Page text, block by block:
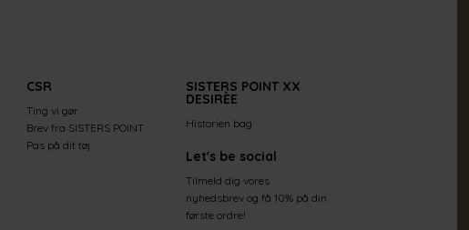
CSR
Ting vi gør
Brev fra SISTERS POINT
Pas på dit tøj
SISTERS POINT XX
DESIRÈE
Historien bag
Let's be social
Tilmeld dig vores
nyhedsbrev og få 10% på din
første ordre!